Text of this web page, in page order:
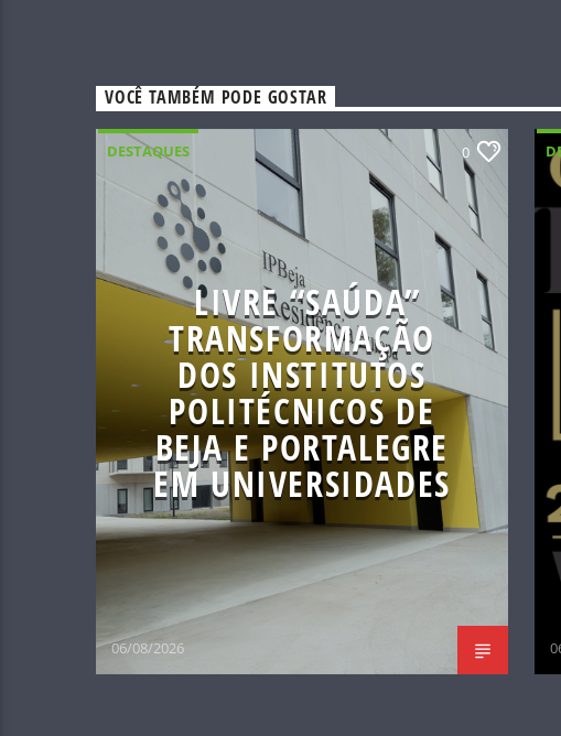
VOCÊ TAMBÉM PODE GOSTAR
DESTAQUES 0
LIVRE “SAÚDA”
TRANSFORMAÇÃO
DOS INSTITUTOS
POLITÉCNICOS DE
BEJA E PORTALEGRE
EM UNIVERSIDADES
06/08/2026